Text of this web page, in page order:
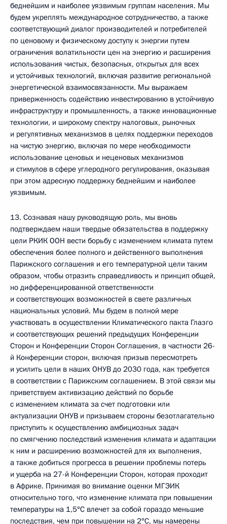
беднейшим и наиболее уязвимым группам населения. Мы
будем укреплять международное сотрудничество, а также
соответствующий диалог производителей и потребителей
по ценовому и физическому доступу к энергии путем
ограничения волатильности цен на энергию и расширения
использования чистых, безопасных, открытых для всех
и устойчивых технологий, включая развитие региональной
энергетической взаимосвязанности. Мы выражаем
приверженность содействию инвестированию в устойчивую
инфраструктуру и промышленность, а также инновационные
технологии, и широкому спектру налоговых, рыночных
и регулятивных механизмов в целях поддержки переходов
на чистую энергию, включая по мере необходимости
использование ценовых и неценовых механизмов
и стимулов в сфере углеродного регулирования, оказывая
при этом адресную поддержку беднейшим и наиболее
уязвимым.
13. Сознавая нашу руководящую роль, мы вновь
подтверждаем наши твердые обязательства в поддержку
цели РКИК ООН вести борьбу с изменением климата путем
обеспечения более полного и действенного выполнения
Парижского соглашения и его температурной цели таким
образом, чтобы отразить справедливость и принцип общей,
но дифференцированной ответственности
и соответствующих возможностей в свете различных
национальных условий. Мы будем в полной мере
участвовать в осуществлении Климатического пакта Глазго
и соответствующих решений предыдущих Конференции
Сторон и Конференции Сторон Соглашения, в частности 26-
й Конференции сторон, включая призыв пересмотреть
и усилить цели в наших ОНУВ до 2030 года, как требуется
в соответствии с Парижским соглашением. В этой связи мы
приветствуем активизацию действий по борьбе
с изменением климата за счет подготовки или
актуализации ОНУВ и призываем стороны безотлагательно
приступить к осуществлению амбициозных задач
по смягчению последствий изменения климата и адаптации
к ним и расширению возможностей для их выполнения,
а также добиться прогресса в решении проблемы потерь
и ущерба на 27-й Конференции Сторон, которая проходит
в Африке. Принимая во внимание оценки МГЭИК
относительно того, что изменение климата при повышении
температуры на 1,5°C влечет за собой гораздо меньшие
последствия, чем при повышении на 2°C, мы намерены